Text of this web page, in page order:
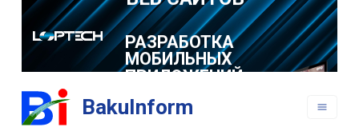
РАЗРАБОТКА
МОБИЛЬНЫХ
ПРИЛОЖЕНИЙ
BakuInform